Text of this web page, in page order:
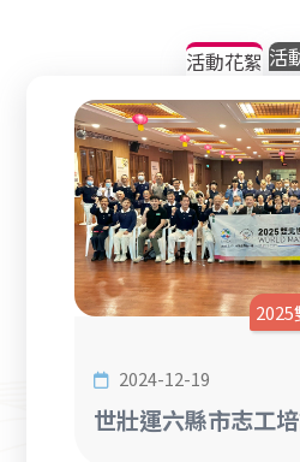
活動花絮 活
2025
2024-12-19
世壯運六縣市志工